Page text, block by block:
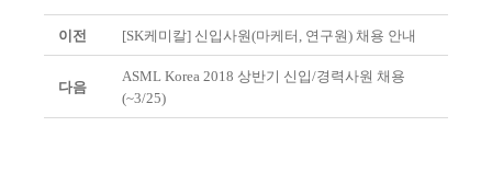
이전 [SK케미칼] 신입사원(마케터, 연구원) 채용 안내
다음
ASML Korea 2018 상반기 신입/경력사원 채용
(~3/25)